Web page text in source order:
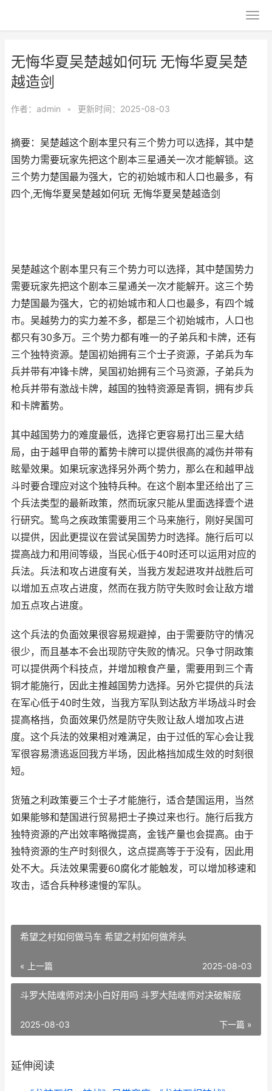
无悔华夏吴楚越如何玩 无悔华夏吴楚
越造剑
作者： admin • 更新时间：2025-08-03
摘要：吴楚越这个剧本里只有三个势力可以选择，其中楚
国势力需要玩家先把这个剧本三星通关一次才能解锁。这
三个势力楚国最为强大，它的初始城市和人口也最多，有
四个,无悔华夏吴楚越如何玩 无悔华夏吴楚越造剑
吴楚越这个剧本里只有三个势力可以选择，其中楚国势力
需要玩家先把这个剧本三星通关一次才能解开。这三个势
力楚国最为强大，它的初始城市和人口也最多，有四个城
市。吴越势力的实力差不多，都是三个初始城市，人口也
都只有30多万。三个势力都有唯一的子弟兵和卡牌，还有
三个独特资源。楚国初始拥有三个士子资源，子弟兵为车
兵并带有冲锋卡牌，吴国初始拥有三个马资源，子弟兵为
枪兵并带有激战卡牌，越国的独特资源是青铜，拥有步兵
和卡牌蓄势。
其中越国势力的难度最低，选择它更容易打出三星大结
局，由于越甲自带的蓄势卡牌可以提供很高的减伤并带有
眩晕效果。如果玩家选择另外两个势力，那么在和越甲战
斗时要合理应对这个独特兵种。在这个剧本里还给出了三
个兵法类型的最新政策，然而玩家只能从里面选择壹个进
行研究。鸷鸟之疾政策需要用三个马来施行，刚好吴国可
以提供，因此更提议在尝试吴国势力时选择。施行后可以
提高战力和用间等级，当民心低于40时还可以运用对应的
兵法。兵法和攻占进度有关，当我方发起进攻并战胜后可
以增加五点攻占进度，然而在我方防守失败时会让敌方增
加五点攻占进度。
这个兵法的负面效果很容易规避掉，由于需要防守的情况
很少，而且基本不会出现防守失败的情况。只争寸阴政策
可以提供两个科技点，并增加粮食产量，需要用到三个青
铜才能施行，因此主推越国势力选择。另外它提供的兵法
在军心低于40时生效，当我方军队到达敌方半场战斗时会
提高格挡，负面效果仍然是防守失败让敌人增加攻占进
度。这个兵法的效果相对难满足，由于过低的军心会让我
军很容易溃逃返回我方半场，因此格挡加成生效的时刻很
短。
货殖之利政策要三个士子才能施行，适合楚国运用，当然
如果能够和楚国进行贸易把士子换过来也行。施行后我方
独特资源的产出效率略微提高，金钱产量也会提高。由于
独特资源的生产时刻很久，这点提高等于于没有，因此用
处不大。兵法效果需要60腐化才能触发，可以增加移速和
攻击，适合兵种移速慢的军队。
希望之村如何做马车 希望之村如何做斧头
« 上一篇 2025-08-03
斗罗大陆魂师对决小白好用吗 斗罗大陆魂师对决破解版
下一篇 »
2025-08-03
延伸阅读